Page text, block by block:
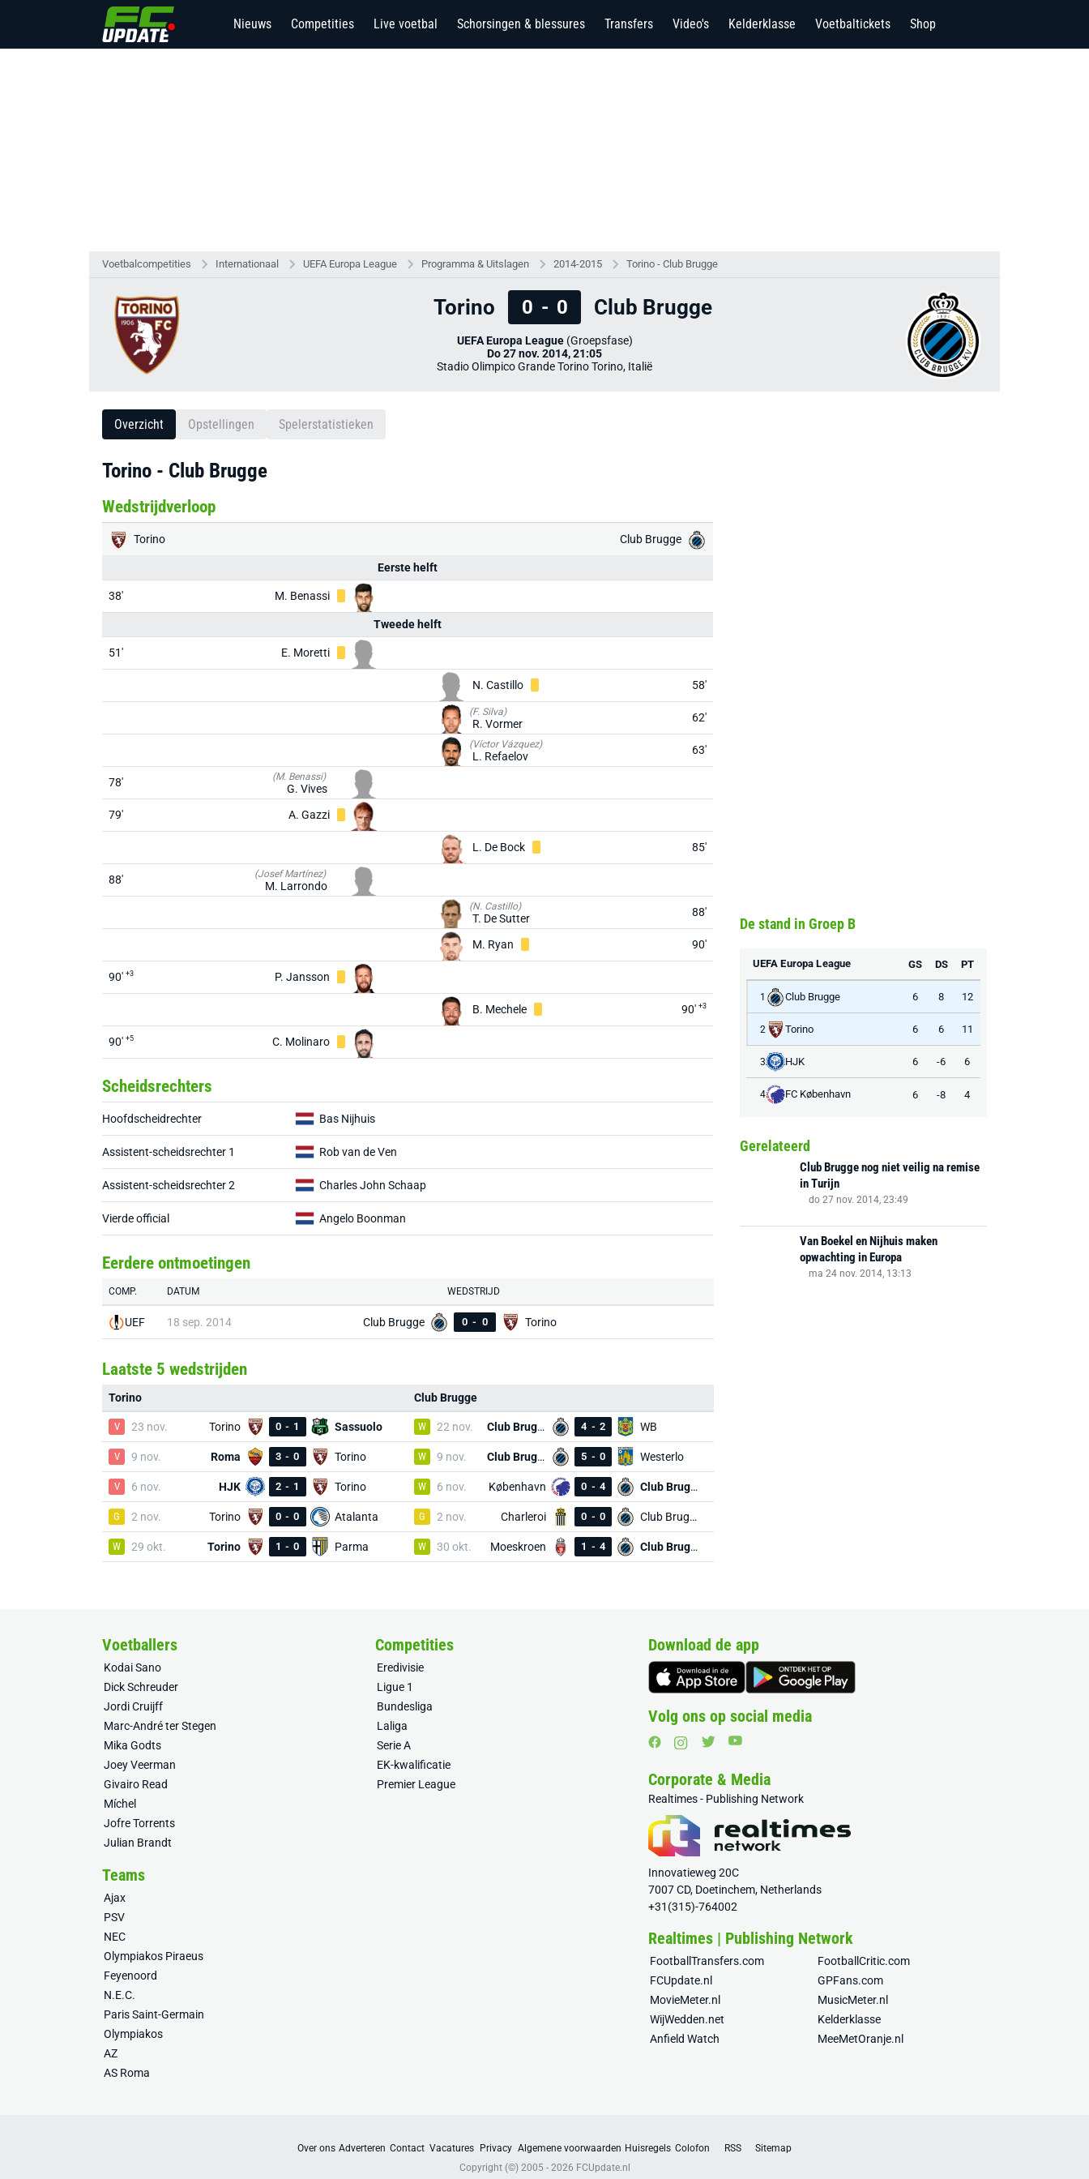
Nieuws Competities Live voetbal Schorsingen & blessures Transfers Video's Kelderklasse Voetbaltickets Shop
Voetbalcompetities Internationaal UEFA Europa League Programma & Uitslagen 2014-2015 Torino - Club Brugge
Torino 0 - 0 Club Brugge
UEFA Europa League(Groepsfase)
Do 27 nov. 2014, 21:05
Stadio Olimpico Grande Torino Torino, Italië
Overzicht Opstellingen Spelerstatistieken
Torino - Club Brugge
Wedstrijdverloop
Torino Club Brugge
Eerste helft
38' M. Benassi
Tweede helft
51' E. Moretti
N. Castillo 58'
(F. Silva)
R. Vormer 62'
(Víctor Vázquez)
L. Refaelov 63'
78' (M. Benassi)
G. Vives
79'
A. Gazzi
L. De Bock 85'
88' (Josef Martínez)
M. Larrondo
(N. Castillo)
T. De Sutter 88'
M. Ryan 90'
90' +3 P. Jansson
B. Mechele 90' +3
90' +5 C. Molinaro
Scheidsrechters
Hoofdscheidrechter Bas Nijhuis
Assistent-scheidsrechter 1 Rob van de Ven
Assistent-scheidsrechter 2 Charles John Schaap
Vierde official Angelo Boonman
Eerdere ontmoetingen
COMP. DATUM WEDSTRIJD
UEF 18 sep. 2014 Club Brugge 0 - 0 Torino
Laatste 5 wedstrijden
Torino
V 23 nov. Torino 0 - 1 Sassuolo
V 9 nov. Roma 3 - 0 Torino
V 6 nov. HJK 2 - 1 Torino
G 2 nov. Torino 0 - 0 Atalanta
W 29 okt. Torino 1 - 0 Parma
Club Brugge
W 22 nov. Club Brugge 4 - 2 WB
W 9 nov. Club Brugge 5 - 0 Westerlo
W 6 nov. København 0 - 4 Club Brugge
G 2 nov. Charleroi 0 - 0 Club Brugge
W 30 okt. Moeskroen 1 - 4 Club Brugge
De stand in Groep B
UEFA Europa League GS DS PT
1 Club Brugge 6 8 12
2 Torino 6 6 11
3 HJK 6 -6 6
4 FC København 6 -8 4
Gerelateerd
Club Brugge nog niet veilig na remise
in Turijn
do 27 nov. 2014, 23:49
Van Boekel en Nijhuis maken
opwachting in Europa
ma 24 nov. 2014, 13:13
Voetballers
Kodai Sano
Dick Schreuder
Jordi Cruijff
Marc-André ter Stegen
Mika Godts
Joey Veerman
Givairo Read
Míchel
Jofre Torrents
Julian Brandt
Competities
Eredivisie
Ligue 1
Bundesliga
Laliga
Serie A
EK-kwalificatie
Premier League
Teams
Ajax
PSV
NEC
Olympiakos Piraeus
Feyenoord
N.E.C.
Paris Saint-Germain
Olympiakos
AZ
AS Roma
Download de app
Volg ons op social media
Corporate & Media
Realtimes - Publishing Network
Innovatieweg 20C
7007 CD, Doetinchem, Netherlands
+31(315)-764002
Realtimes | Publishing Network
FootballTransfers.com
FootballCritic.com
FCUpdate.nl
GPFans.com
MovieMeter.nl
MusicMeter.nl
WijWedden.net
Kelderklasse
Anfield Watch
MeeMetOranje.nl
Over ons Adverteren Contact Vacatures Privacy Algemene voorwaarden Huisregels Colofon RSS
Sitemap
Copyright (©) 2005 - 2026 FCUpdate.nl